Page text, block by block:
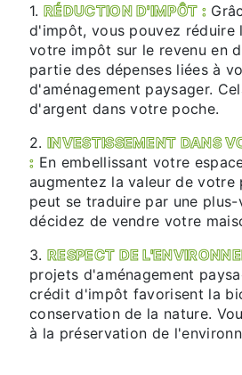
1. RÉDUCTION D'IMPÔT :
d'impôt, vous pouvez réduire
votre impôt sur le revenu en
partie des dépenses liées à
d'aménagement paysager.
d'argent dans votre poche.
2. INVESTISSEMENT DANS
: En embellissant votre
augmentez la valeur de votre
peut se traduire par une plus-
décidez de vendre votre
3. RESPECT DE
projets d'aménagement
crédit d'impôt favorisent la
conservation de la nature.
à la préservation de